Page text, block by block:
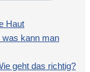
Haut
was kann man
geht das richtig?